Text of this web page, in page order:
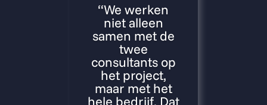
“We werken
niet alleen
samen met de
twee
consultants op
het project,
maar met het
hele bedrijf. Dat